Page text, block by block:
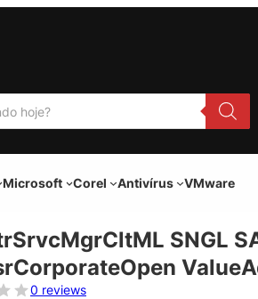
Microsoft Corel Antivírus VMware
SNGL
0 reviews